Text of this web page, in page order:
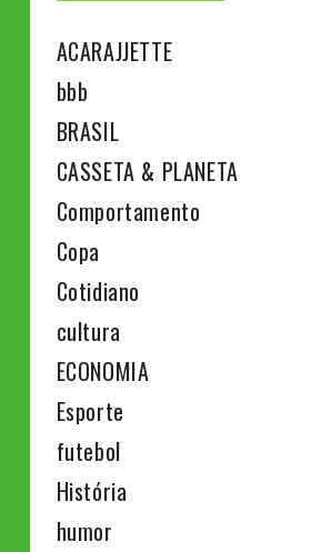
ACARAJJETTE
bbb
BRASIL
CASSETA & PLANETA
Comportamento
Copa
Cotidiano
cultura
ECONOMIA
Esporte
futebol
História
humor